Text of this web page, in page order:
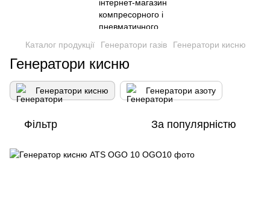
Каталог продукції Генератори газів Генератори кисню
Генератори кисню
Генератори кисню Генератори азоту
Фільтр За популярністю